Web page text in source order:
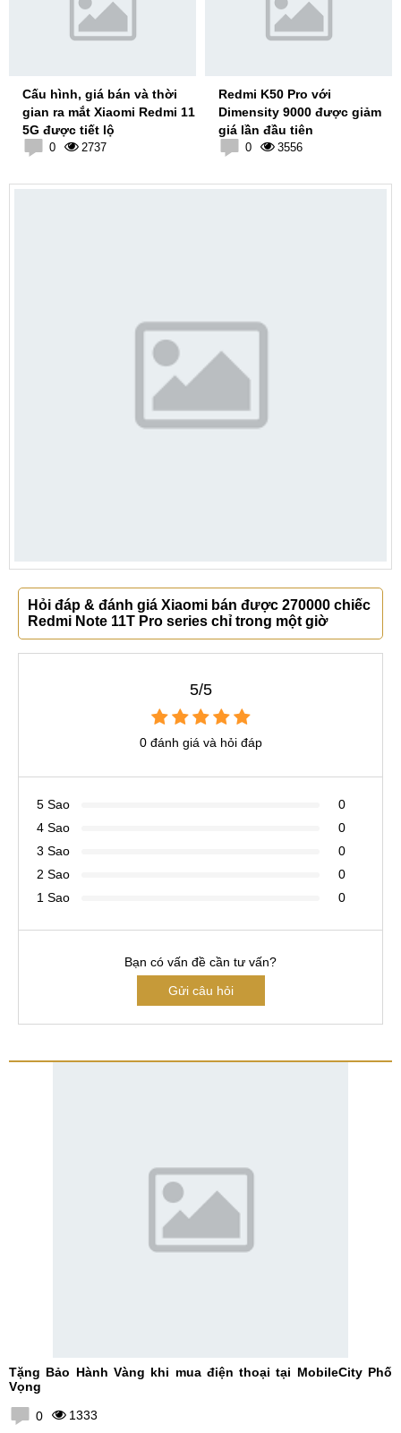
Cấu hình, giá bán và thời
gian ra mắt Xiaomi Redmi 11
5G được tiết lộ
0 2737
Redmi K50 Pro với
Dimensity 9000 được giảm
giá lần đầu tiên
0 3556
Hỏi đáp & đánh giá Xiaomi bán được 270000 chiếc
Redmi Note 11T Pro series chỉ trong một giờ
5/5
0 đánh giá và hỏi đáp
5 Sao
0
4 Sao
0
3 Sao
0
2 Sao
0
1 Sao
0
Bạn có vấn đề cần tư vấn?
Gửi câu hỏi
Tặng Bảo Hành Vàng khi mua điện thoại tại MobileCity Phố
Vọng
0 1333